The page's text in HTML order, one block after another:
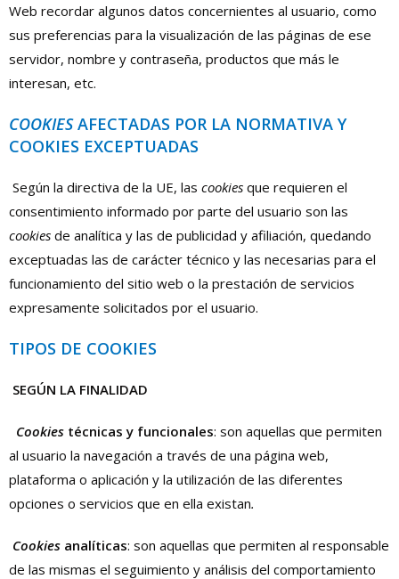
Web recordar algunos datos concernientes al usuario, como
sus preferencias para la visualización de las páginas de ese
servidor, nombre y contraseña, productos que más le
interesan, etc.
COOKIESAFECTADAS POR LA NORMATIVA Y
COOKIES EXCEPTUADAS
Según la directiva de la UE, las cookies que requieren el
consentimiento informado por parte del usuario son las
cookies de analítica y las de publicidad y afiliación, quedando
exceptuadas las de carácter técnico y las necesarias para el
funcionamiento del sitio web o la prestación de servicios
expresamente solicitados por el usuario.
TIPOS DE COOKIES
SEGÚN LA FINALIDAD
Cookies técnicas y funcionales: son aquellas que permiten
al usuario la navegación a través de una página web,
plataforma o aplicación y la utilización de las diferentes
opciones o servicios que en ella existan.
Cookies analíticas: son aquellas que permiten al responsable
de las mismas el seguimiento y análisis del comportamiento